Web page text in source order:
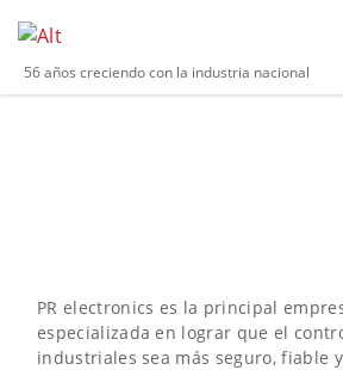
56 años creciendo con la industria nacional
PR electronics es la principal
especializada en lograr que el
industriales sea más seguro, fiable